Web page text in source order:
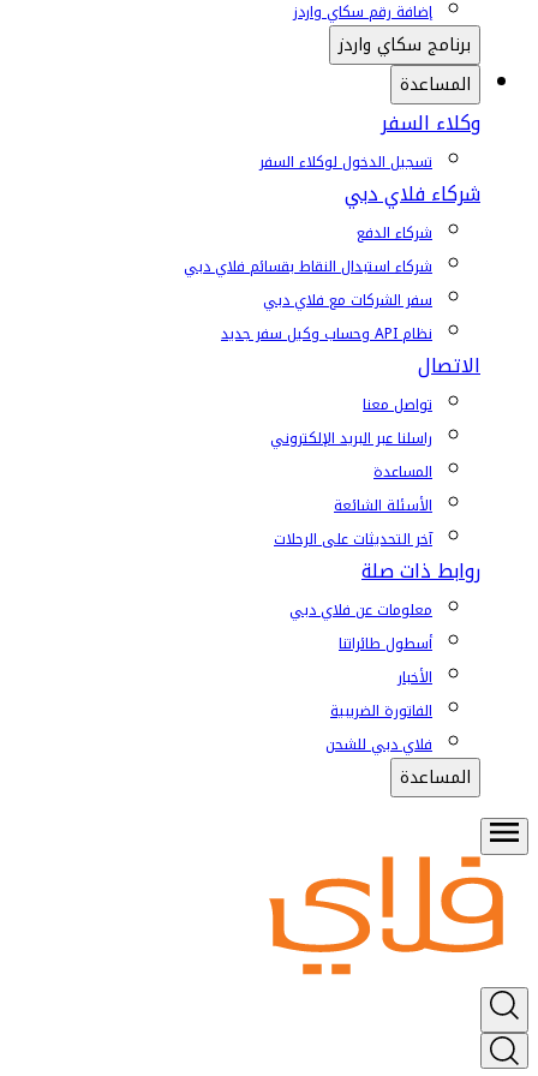
إضافة رقم سكاي واردز
برنامج سكاي واردز
المساعدة
وكلاء السفر
تسجيل الدخول لوكلاء السفر
شركاء فلاي دبي
شركاء الدفع
شركاء استبدال النقاط بقسائم فلاي دبي
سفر الشركات مع فلاي دبي
نظام API وحساب وكيل سفر جديد
الاتصال
تواصل معنا
راسلنا عبر البريد الإلكتروني
المساعدة
الأسئلة الشائعة
آخر التحديثات على الرحلات
روابط ذات صلة
معلومات عن فلاي دبي
أسطول طائراتنا
الأخبار
الفاتورة الضريبية
فلاي دبي للشحن
المساعدة